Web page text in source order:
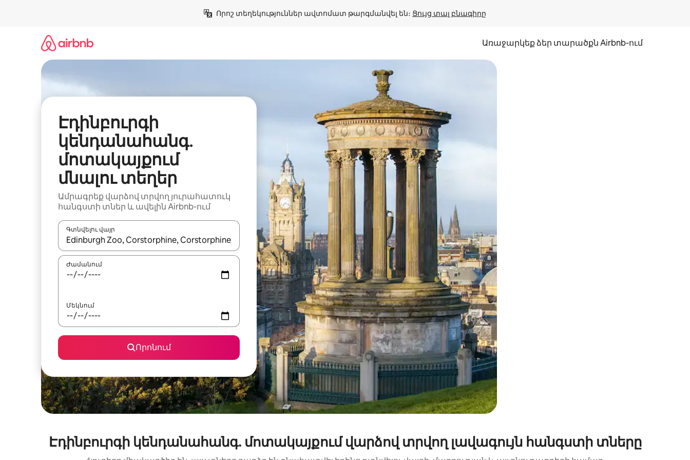
Որոշ տեղեկություններ ավտոմատ թարգմանվել են։ Ցույց տալ բնագիրը
Առաջարկեք ձեր տարածքն Airbnb-ում
Էդինբուրգի
կենդանահանգ․
մոտակայքում
մնալու տեղեր
Ամրագրեք վարձով տրվող յուրահատուկ
հանգստի տներ և ավելին Airbnb-ում
Գտնվելու վայր
Երբ արդյունքները հասանելի լինեն, սլաքների ստեղներով նավարկեք վեր և վար կամ ուսումնասիրեք հպելով կամ մատը սահեցնելով։
Ժամանում
Մեկնում
Որոնում
Էդինբուրգի կենդանահանգ. մոտակայքում վարձով տրվող լավագույն հանգստի տները